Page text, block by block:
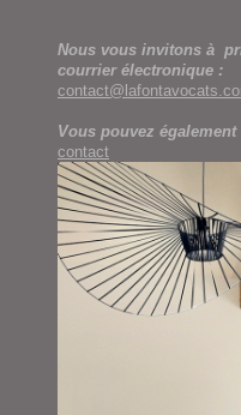
Nous vous invitons à
courrier électronique :
Vous pouvez
contact